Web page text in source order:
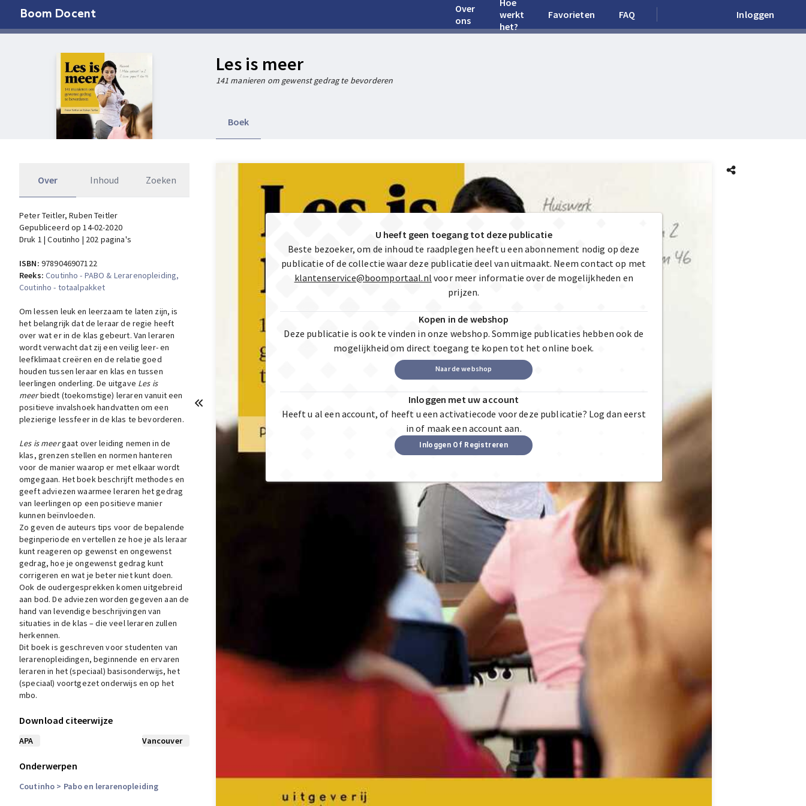
Boom Docent
Over
ons
Hoe
werkt
het?
Favorieten FAQ Inloggen
Les is meer
141 manieren om gewenst gedrag te bevorderen
Boek
Over Inhoud Zoeken
Peter Teitler, Ruben Teitler
Gepubliceerd op 14-02-2020
Druk 1 | Coutinho | 202 pagina's
ISBN: 9789046907122
Reeks:Coutinho - PABO & Lerarenopleiding,
Coutinho - totaalpakket
Om lessen leuk en leerzaam te laten zijn, is
het belangrijk dat de leraar de regie heeft
over wat er in de klas gebeurt. Van leraren
wordt verwacht dat zij een veilig leer- en
leefklimaat creëren en de relatie goed
houden tussen leraar en klas en tussen
leerlingen onderling. De uitgave Les is
meerbiedt (toekomstige) leraren vanuit een
positieve invalshoek handvatten om een
plezierige lessfeer in de klas te bevorderen.
Les is meergaat over leiding nemen in de
klas, grenzen stellen en normen hanteren
voor de manier waarop er met elkaar wordt
omgegaan. Het boek beschrijft methodes en
geeft adviezen waarmee leraren het gedrag
van leerlingen op een positieve manier
kunnen beïnvloeden.
Zo geven de auteurs tips voor de bepalende
beginperiode en vertellen ze hoe je als leraar
kunt reageren op gewenst en ongewenst
gedrag, hoe je ongewenst gedrag kunt
corrigeren en wat je beter niet kunt doen.
Ook de oudergesprekken komen uitgebreid
aan bod. De adviezen worden gegeven aan de
hand van levendige beschrijvingen van
situaties in de klas – die veel leraren zullen
herkennen.
Dit boek is geschreven voor studenten van
lerarenopleidingen, beginnende en ervaren
leraren in het (speciaal) basisonderwijs, het
(speciaal) voortgezet onderwijs en op het
mbo.
Download citeerwijze
APA Vancouver
Onderwerpen
Coutinho > Pabo en lerarenopleiding
U heeft geen toegang tot deze publicatie
Beste bezoeker, om de inhoud te raadplegen heeft u een abonnement nodig op deze
publicatie of de collectie waar deze publicatie deel van uitmaakt. Neem contact op met
klantenservice@boomportaal.nl voor meer informatie over de mogelijkheden en
prijzen.
Kopen in de webshop
Deze publicatie is ook te vinden in onze webshop. Sommige publicaties hebben ook de
mogelijkheid om direct toegang te kopen tot het online boek.
Naar de webshop
Inloggen met uw account
Heeft u al een account, of heeft u een activatiecode voor deze publicatie? Log dan eerst
in of maak een account aan.
Inloggen Of Registreren